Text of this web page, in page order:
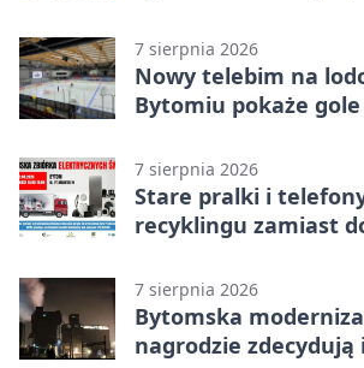
7 sierpnia 2026
Nowy telebim na
Bytomiu pokaże
7 sierpnia 2026
Stare pralki i
recyklingu zamiast
7 sierpnia 2026
Bytomska
nagrodzie